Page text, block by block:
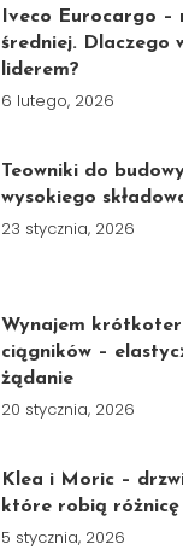
Iveco Eurocargo –
średniej. Dlaczego
liderem?
6 lutego, 2026
Teowniki do
wysokiego
23 stycznia, 2026
Wynajem
ciągników –
żądanie
20 stycznia, 2026
Klea i Moric –
które robią różnicę
5 stycznia, 2026